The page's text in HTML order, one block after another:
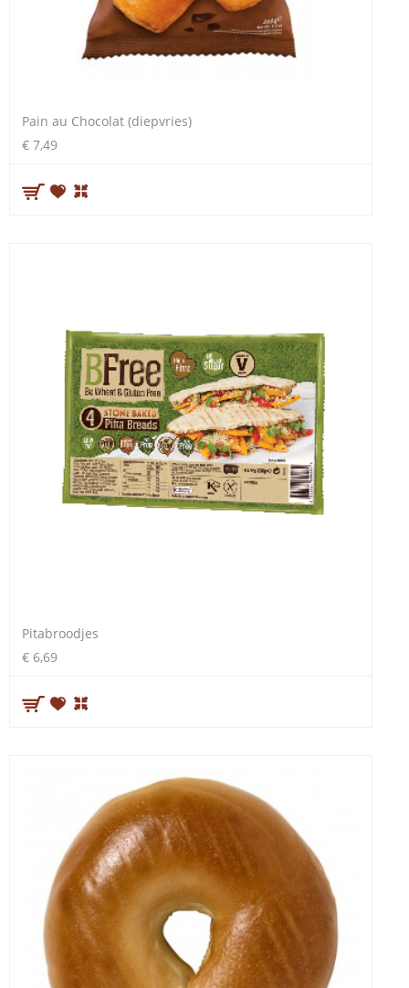
Pain au Chocolat (diepvries)
€ 7,49
Pitabroodjes
€ 6,69